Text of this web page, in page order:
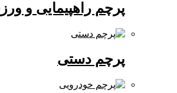
پرچم راهپیمایی و ورزشی
پرچم دستی